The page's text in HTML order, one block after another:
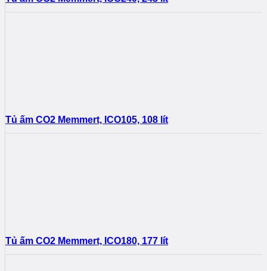
Tủ ấm CO2 Memmert, ICO105, 108 lít
Tủ ấm CO2 Memmert, ICO180, 177 lít